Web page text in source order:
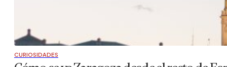
CURIOSIDADES